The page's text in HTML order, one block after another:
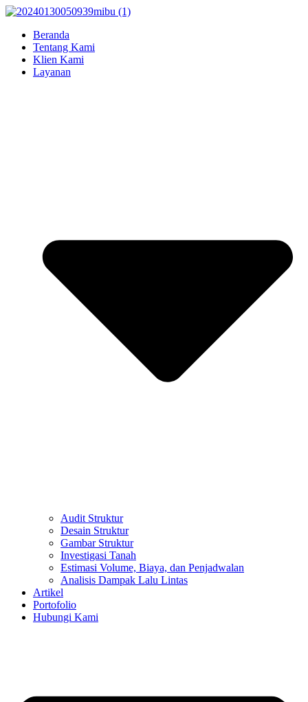
Beranda
Tentang Kami
Klien Kami
Layanan
Audit Struktur
Desain Struktur
Gambar Struktur
Investigasi Tanah
Estimasi Volume, Biaya, dan Penjadwalan
Analisis Dampak Lalu Lintas
Artikel
Portofolio
Hubungi Kami